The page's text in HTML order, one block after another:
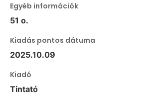
Egyéb információk
51 o.
Kiadás pontos dátuma
2025.10.09
Kiadó
Tintató